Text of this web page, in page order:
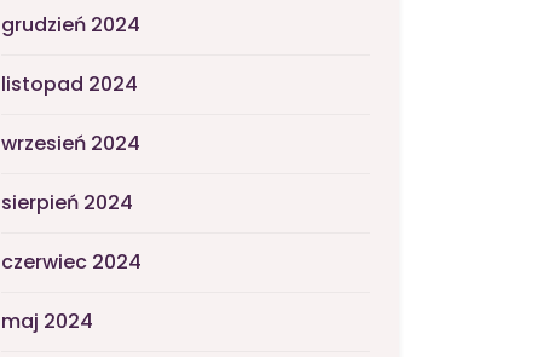
grudzień 2024
listopad 2024
wrzesień 2024
sierpień 2024
czerwiec 2024
maj 2024